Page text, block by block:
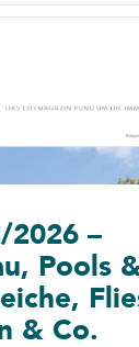
2026 –
Pools
& Co.